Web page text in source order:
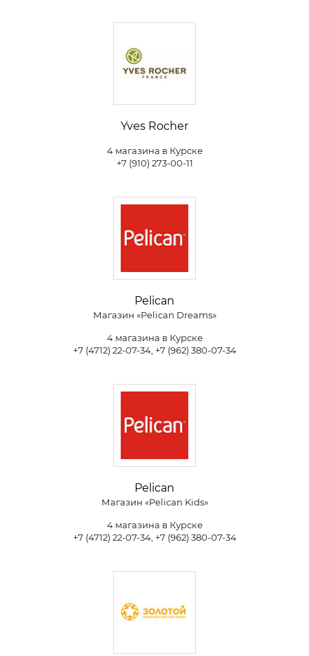
Yves Rocher
4 магазина в Курске
+7 (910) 273-00-11
Pelican
Магазин «Pelican Dreams»
4 магазина в Курске
+7 (4712) 22-07-34, +7 (962) 380-07-34
Pelican
Магазин «Pelican Kids»
4 магазина в Курске
+7 (4712) 22-07-34, +7 (962) 380-07-34